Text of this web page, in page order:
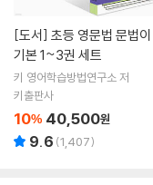
[도서]
기본 1~3권 세트
키 영어학습방법연구소 저
키출판사
10% 40,500원
9.6 (1,407)